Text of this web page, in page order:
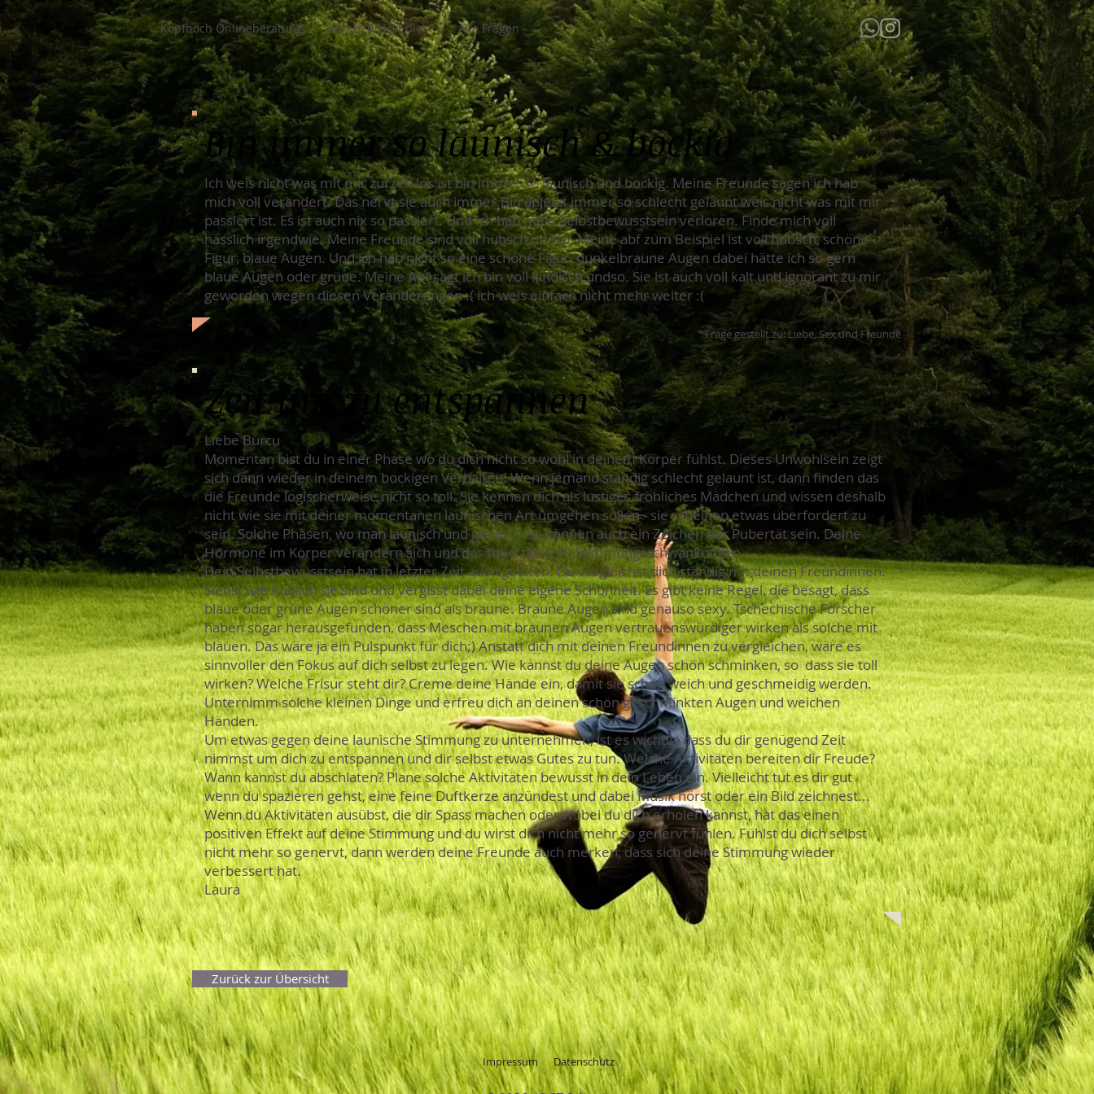
Kopfhoch Onlineberatung Was bedrückt dich? Alle Fragen
Bin immer so launisch & bockig
Ich weis nicht was mit mir zurzeit los ist bin immer so launisch und bockig. Meine Freunde sagen ich hab
mich voll verändert. Das nervt sie auch immer.Bin abjetzt immer so schlecht gelaunt weis nicht was mit mir
passiert ist. Es ist auch nix so passiert. Und ich hab mein Selbstbewusstsein verloren. Finde mich voll
hässlich irgendwie. Meine Freunde sind voll hübsch undso. Meine abf zum Beispiel ist voll hübsch, schöne
Figur, blaue Augen. Und ich hab nicht so eine schöne Figur, dunkelbraune Augen dabei hätte ich so gern
blaue Augen oder grüne. Meine Abf sagt ich bin voll kindisch undso. Sie ist auch voll kalt und ignorant zu mir
geworden wegen diesen Veränderungen :( ich weis einfach nicht mehr weiter :(
Frage gestellt zu: Liebe, Sex und Freunde
Zeit um zu entspannen
Liebe Burcu
Momentan bist du in einer Phase wo du dich nicht so wohl in deinem Körper fühlst. Dieses Unwohlsein zeigt
sich dann wieder in deinem bockigen Verhalten. Wenn jemand ständig schlecht gelaunt ist, dann finden das
die Freunde logischerweise nicht so toll. Sie kennen dich als lustiges fröhliches Mädchen und wissen deshalb
nicht wie sie mit deiner momentanen launischen Art umgehen sollen - sie scheinen etwas überfordert zu
sein. Solche Phasen, wo man launisch und genervt ist, können auch ein Zeichen der Pubertät sein. Deine
Hormone im Körper verändern sich und das führt dann zu Stimmungsschwankungen.
Dein Selbstbewusstsein hat in letzter Zeit auch gelitten. Du vergleichst dich ständig mit deinen Freundinnen.
Siehst wie hübsch sie sind und vergisst dabei deine eigene Schönheit. Es gibt keine Regel, die besagt, dass
blaue oder grüne Augen schöner sind als braune. Braune Augen sind genauso sexy. Tschechische Forscher
haben sogar herausgefunden, dass Meschen mit braunen Augen vertrauenswürdiger wirken als solche mit
blauen. Das wäre ja ein Pulspunkt für dich;) Anstatt dich mit deinen Freundinnen zu vergleichen, wäre es
sinnvoller den Fokus auf dich selbst zu legen. Wie kannst du deine Augen schön schminken, so dass sie toll
wirken? Welche Frisur steht dir? Creme deine Hände ein, damit sie schön weich und geschmeidig werden.
Unternimm solche kleinen Dinge und erfreu dich an deinen schön geschminkten Augen und weichen
Händen.
Um etwas gegen deine launische Stimmung zu unternehmen, ist es wichtig, dass du dir genügend Zeit
nimmst um dich zu entspannen und dir selbst etwas Gutes zu tun. Welche Aktivitäten bereiten dir Freude?
Wann kannst du abschlaten? Plane solche Aktivitäten bewusst in dein Leben ein. Vielleicht tut es dir gut
wenn du spazieren gehst, eine feine Duftkerze anzündest und dabei Musik hörst oder ein Bild zeichnest...
Wenn du Aktivitäten ausübst, die dir Spass machen oder wobei du dich erholen kannst, hat das einen
positiven Effekt auf deine Stimmung und du wirst dich nicht mehr so genervt fühlen. Fühlst du dich selbst
nicht mehr so genervt, dann werden deine Freunde auch merken, dass sich deine Stimmung wieder
verbessert hat.
Laura
Zurück zur Übersicht
Impressum Datenschutz